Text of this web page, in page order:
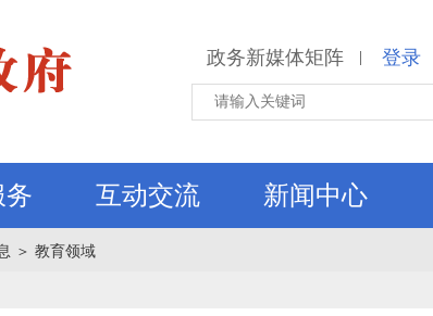
政务新媒体矩阵 | 登录
务 互动交流 新闻中心
＞ 教育领域